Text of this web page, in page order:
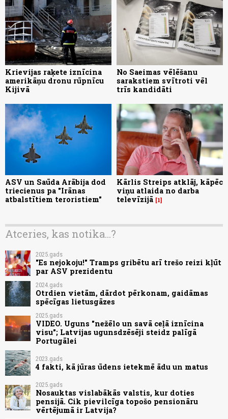
Krievijas raķete iznīcina
amerikāņu dronu rūpnīcu
Kijivā
No Saeimas vēlēšanu
sarakstiem svītroti vēl
trīs kandidāti
ASV un Saūda Arābija dod
triecienus pa "Irānas
atbalstītiem teroristiem"
Kārlis Streips atklāj, kāpēc
viņu atlaida no darba
televīzijā 1
Atceries, kas notika...?
2025.gads
"Es nejokoju!" Tramps gribētu arī trešo reizi kļūt
par ASV prezidentu
2024.gads
Otrdien vietām, dārdot pērkonam, gaidāmas
spēcīgas lietusgāzes
2025.gads
VIDEO. Uguns "nežēlo un savā ceļā iznīcina
visu"; Latvijas ugunsdzēsēji steidz palīgā
Portugālei
2023.gads
4 fakti, kā jūras ūdens ietekmē ādu un matus
2025.gads
Nosauktas vislabākās valstis, kur doties
pensijā. Cik pievilcīga topošo pensionāru
vērtējumā ir Latvija?